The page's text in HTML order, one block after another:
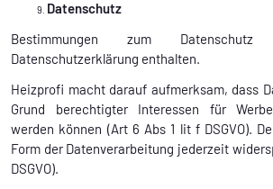
Datenschutz
Bestimmungen zum
Datenschutzerklärung enthalten.
Heizprofi macht darauf aufmerksam, dass
Grund berechtigter Interessen für
werden können (Art 6 Abs 1 lit f DSGVO).
Form der Datenverarbeitung jederzeit
DSGVO).